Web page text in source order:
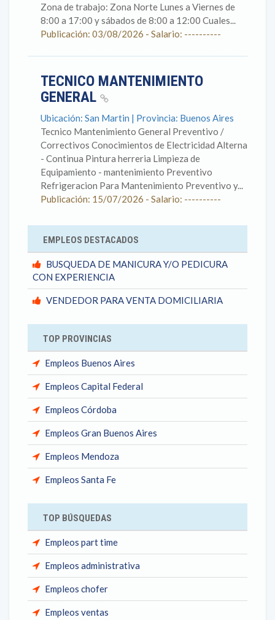
Zona de trabajo: Zona Norte Lunes a Viernes de
8:00 a 17:00 y sábados de 8:00 a 12:00 Cuales...
Publicación: 03/08/2026 - Salario: ----------
TECNICO MANTENIMIENTO
GENERAL
Ubicación: San Martin | Provincia: Buenos Aires
Tecnico Mantenimiento General Preventivo /
Correctivos Conocimientos de Electricidad Alterna
- Continua Pintura herreria Limpieza de
Equipamiento - mantenimiento Preventivo
Refrigeracion Para Mantenimiento Preventivo y...
Publicación: 15/07/2026 - Salario: ----------
EMPLEOS DESTACADOS
BUSQUEDA DE MANICURA Y/O PEDICURA
CON EXPERIENCIA
VENDEDOR PARA VENTA DOMICILIARIA
TOP PROVINCIAS
Empleos Buenos Aires
Empleos Capital Federal
Empleos Córdoba
Empleos Gran Buenos Aires
Empleos Mendoza
Empleos Santa Fe
TOP BÚSQUEDAS
Empleos part time
Empleos administrativa
Empleos chofer
Empleos ventas